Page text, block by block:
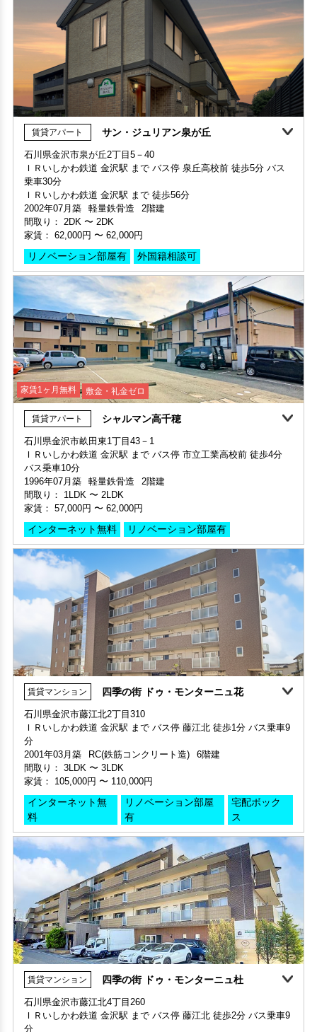
360°案内
部屋号数 402号室
家賃 60,000円・共益費 6,000円
階数 4階
間取り 1K・専有面積 27.95㎡
保証人不要・代行 インターネット無料 リノベーション リフォーム
部屋号数 403号室
家賃 75,000円・共益費 6,000円
階数 4階
間取り 1K・専有面積 31.13㎡
敷金 2ヶ月 ・礼金 -
保証人不要・代行 インターネット無料
360°案内
部屋号数 401号室 申込済
家賃 61,000円・共益費 6,000円
階数 4階
間取り 1K・専有面積 31.13㎡
敷金 2ヶ月 ・礼金 -
保証人不要・代行
賃貸アパート サン・ジュリアン泉が丘
石川県金沢市泉が丘2丁目5－40
ＩＲいしかわ鉄道 金沢駅 まで バス停 泉丘高校前 徒歩5分 バス
乗車30分
ＩＲいしかわ鉄道 金沢駅 まで 徒歩56分
2002年07月築
軽量鉄骨造
2階建
間取り：2DK 〜
家賃：62,000円 〜 62,000円
リノベーション部屋有 外国籍相談可
部屋号数 A号室
家賃 62,000円・共益費 3,000円
階数 1階
間取り 2DK・専有面積 65.74㎡
保証人不要・代行 リノベーション リフォーム 外国籍相談可
家賃1ヶ月無料 敷金・礼金ゼロ
賃貸アパート シャルマン高千穂
石川県金沢市畝田東1丁目43－1
ＩＲいしかわ鉄道 金沢駅 まで バス停 市立工業高校前 徒歩4分
バス乗車10分
1996年07月築
軽量鉄骨造
2階建
間取り：1LDK
2LDK
家賃：57,000円
インターネット無料 リノベーション部屋有
家賃1ヶ月無料 敷金・礼金ゼロ 360°案内 動画案内
部屋号数 202号室
家賃 57,000円・共益費 4,500円
階数 2階
間取り 2LDK・専有面積 53.48㎡
保証人不要・代行 インターネット無料 リノベーション リフォーム
360°案内
部屋号数 102号室 申込済
家賃 62,000円・共益費 4,500円
階数 1階
間取り 1LDK・専有面積 53.48㎡
敷金 2ヶ月 ・礼金 -
保証人不要・代行 インターネット無料
賃貸マンション 四季の街 ドゥ・モンターニュ花
石川県金沢市藤江北2丁目310
ＩＲいしかわ鉄道 金沢駅 まで バス停 藤江北 徒歩1分 バス乗車9
2001年03月築
RC(鉄筋コンクリート造)
6階建
間取り：3LDK
3LDK
家賃：105,000円
インターネット無
料
リノベーション部屋
宅配ボック
部屋号数 305号室
家賃 110,000円・共益費 7,000円
階数 3階
間取り 3LDK・専有面積 73.4㎡
保証人不要・代行 インターネット無料 極上 ロケーション良好
賃貸マンション 四季の街 ドゥ・モンターニュ杜
石川県金沢市藤江北4丁目260
ＩＲいしかわ鉄道 金沢駅 まで バス停 藤江北 徒歩2分 バス乗車9
分
2003年03月築
RC(鉄筋コンクリート造)
4階建
間取り：1LDK
1LDK
家賃：86,000円
インターネット無
料
リノベーション部屋
宅配ボック